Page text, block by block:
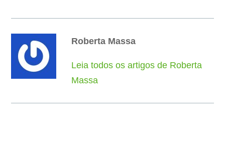
Roberta Massa
Leia todos os artigos de Roberta
Massa